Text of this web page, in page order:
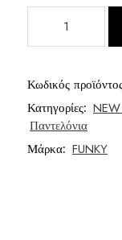
Κωδικός
Κατηγορίες:
Παντελόνια
Μάρκα: FUNKY